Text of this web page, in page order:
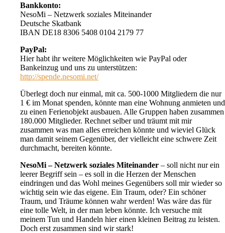
Bankkonto:
NesoMi – Netzwerk soziales Miteinander
Deutsche Skatbank
IBAN DE18 8306 5408 0104 2179 77
PayPal:
Hier habt ihr weitere Möglichkeiten wie PayPal oder
Bankeinzug und uns zu unterstützen:
http://spende.nesomi.net/
Überlegt doch nur einmal, mit ca. 500-1000 Mitgliedern die nur
1 € im Monat spenden, könnte man eine Wohnung anmieten und
zu einen Ferienobjekt ausbauen. Alle Gruppen haben zusammen
180.000 Mitglieder. Rechnet selber und träumt mit mir
zusammen was man alles erreichen könnte und wieviel Glück
man damit seinem Gegenüber, der vielleicht eine schwere Zeit
durchmacht, bereiten könnte.
NesoMi – Netzwerk soziales Miteinander – soll nicht nur ein
leerer Begriff sein – es soll in die Herzen der Menschen
eindringen und das Wohl meines Gegenübers soll mir wieder so
wichtig sein wie das eigene. Ein Traum, oder? Ein schöner
Traum, und Träume können wahr werden! Was wäre das für
eine tolle Welt, in der man leben könnte. Ich versuche mit
meinem Tun und Handeln hier einen kleinen Beitrag zu leisten.
Doch erst zusammen sind wir stark!